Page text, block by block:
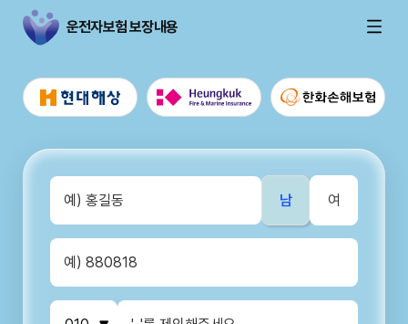
운전자보험 보장내용
남 여